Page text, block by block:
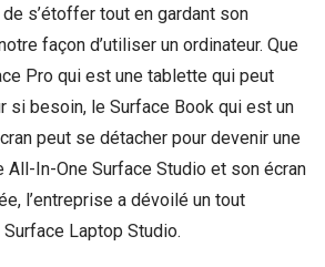
s’étoffer tout en gardant son
façon d’utiliser un ordinateur. Que
Pro qui est une tablette qui peut
si besoin, le Surface Book qui est un
peut se détacher pour devenir une
All-In-One Surface Studio et son écran
l’entreprise a dévoilé un tout
Laptop Studio.